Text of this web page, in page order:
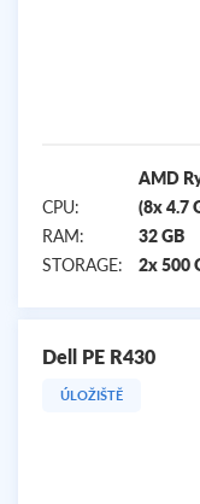
CPU:
AMD
(8x 4.7
RAM:
32 GB
STORAGE:
2x 500
Dell PE R430
ÚLOŽIŠTĚ